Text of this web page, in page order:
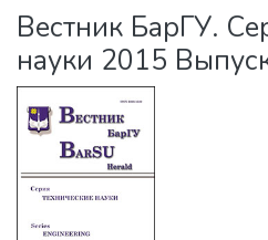
Вестник БарГУ.
науки 2015